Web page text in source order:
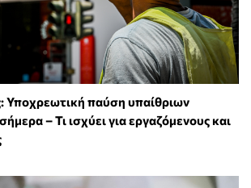
Υποχρεωτική παύση υπαίθριων
– Τι ισχύει για εργαζόμενους και